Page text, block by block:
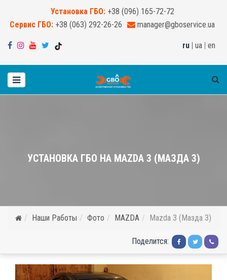
Установка ГБО: +38 (096) 165-72-72
Сервис ГБО: +38 (063) 292-26-26 manager@gboservice.ua
ru | ua | en
УСТАНОВКА ГБО НА MAZDA 3 (МАЗДА 3)
Наши Работы Фото MAZDA Mazda 3 (Мазда 3)
Поделится: